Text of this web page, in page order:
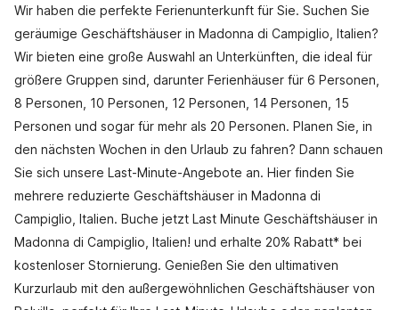
Wir haben die perfekte Ferienunterkunft für Sie. Suchen Sie
geräumige Geschäftshäuser in Madonna di Campiglio, Italien?
Wir bieten eine große Auswahl an Unterkünften, die ideal für
größere Gruppen sind, darunter Ferienhäuser für 6 Personen,
8 Personen, 10 Personen, 12 Personen, 14 Personen, 15
Personen und sogar für mehr als 20 Personen. Planen Sie, in
den nächsten Wochen in den Urlaub zu fahren? Dann schauen
Sie sich unsere Last-Minute-Angebote an. Hier finden Sie
mehrere reduzierte Geschäftshäuser in Madonna di
Campiglio, Italien. Buche jetzt Last Minute Geschäftshäuser in
Madonna di Campiglio, Italien! und erhalte 20% Rabatt* bei
kostenloser Stornierung. Genießen Sie den ultimativen
Kurzurlaub mit den außergewöhnlichen Geschäftshäuser von